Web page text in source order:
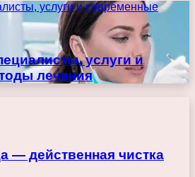
услуги и современные
услуги и
лечения
— действенная чистка